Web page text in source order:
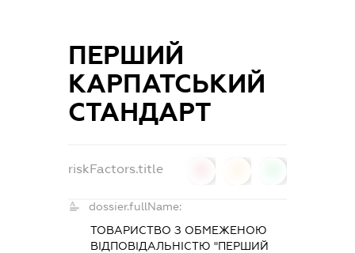
ПЕРШИЙ
КАРПАТСЬКИЙ
СТАНДАРТ
riskFactors.title
dossier.fullName:
ТОВАРИСТВО З ОБМЕЖЕНОЮ
ВІДПОВІДАЛЬНІСТЮ "ПЕРШИЙ